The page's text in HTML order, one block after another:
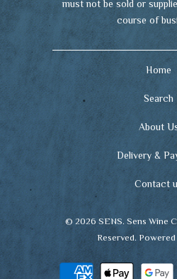
must not be sold or
course of
Home
Search
About
Delivery &
Contact
© 2026 SENS. Sens Wine
Reserved.